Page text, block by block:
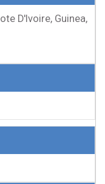
D'Ivoire, Guinea,